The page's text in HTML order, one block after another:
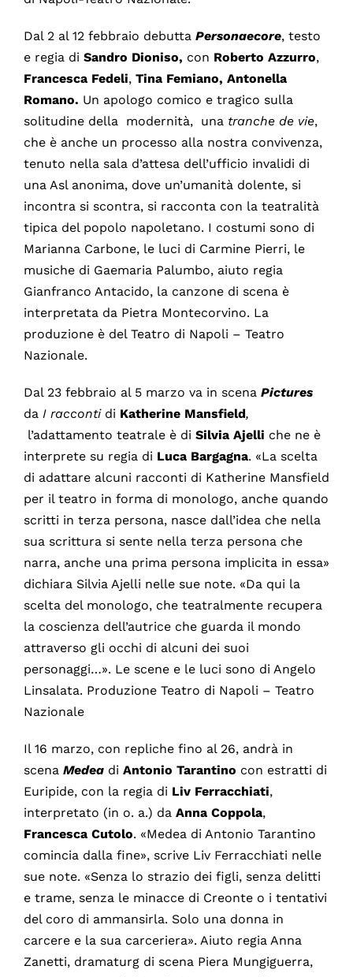
Dal 2 al 12 febbraio debutta Personaecore, testo
e regia di Sandro Dioniso, con Roberto Azzurro,
Francesca Fedeli, Tina Femiano, Antonella
Romano. Un apologo comico e tragico sulla
solitudine della modernità, una tranche de vie,
che è anche un processo alla nostra convivenza,
tenuto nella sala d’attesa dell’ufficio invalidi di
una Asl anonima, dove un’umanità dolente, si
incontra si scontra, si racconta con la teatralità
tipica del popolo napoletano. I costumi sono di
Marianna Carbone, le luci di Carmine Pierri, le
musiche di Gaemaria Palumbo, aiuto regia
Gianfranco Antacido, la canzone di scena è
interpretata da Pietra Montecorvino. La
produzione è del Teatro di Napoli – Teatro
Nazionale.
Dal 23 febbraio al 5 marzo va in scena Pictures
da I racconti di Katherine Mansfield,
l’adattamento teatrale è di Silvia Ajelli che ne è
interprete su regia di Luca Bargagna. «La scelta
di adattare alcuni racconti di Katherine Mansfield
per il teatro in forma di monologo, anche quando
scritti in terza persona, nasce dall’idea che nella
sua scrittura si sente nella terza persona che
narra, anche una prima persona implicita in essa»
dichiara Silvia Ajelli nelle sue note. «Da qui la
scelta del monologo, che teatralmente recupera
la coscienza dell’autrice che guarda il mondo
attraverso gli occhi di alcuni dei suoi
personaggi…». Le scene e le luci sono di Angelo
Linsalata. Produzione Teatro di Napoli – Teatro
Nazionale
Il 16 marzo, con repliche fino al 26, andrà in
scena Medeadi Antonio Tarantino con estratti di
Euripide, con la regia di Liv Ferracchiati,
interpretato (in o. a.) da Anna Coppola,
Francesca Cutolo. «Medea di Antonio Tarantino
comincia dalla fine», scrive Liv Ferracchiati nelle
sue note. «Senza lo strazio dei figli, senza delitti
e trame, senza le minacce di Creonte o i tentativi
del coro di ammansirla. Solo una donna in
carcere e la sua carceriera». Aiuto regia Anna
Zanetti, dramaturg di scena Piera Mungiguerra,